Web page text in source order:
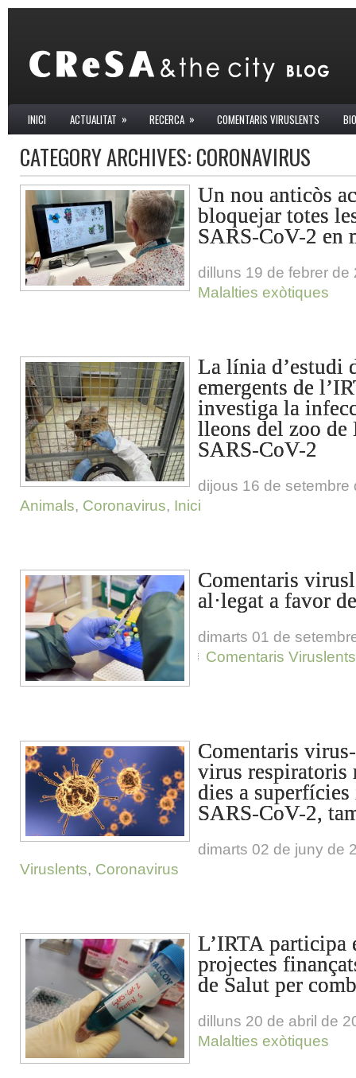
INICI ACTUALITAT » RECERCA » COMENTARIS VIRUSLENTS
CATEGORY ARCHIVES: CORONAVIRUS
Un nou anticòs
bloquejar totes
SARS-CoV-2 en
dilluns 19 de febrer de
Malalties exòtiques
La línia d’estudi
emergents de
investiga la
lleons del zoo de
SARS-CoV-2
dijous 16 de setembre
Animals, Coronavirus, Inici
Comentaris
al·legat a favor
dimarts 01 de
Comentaris Viruslents
Comentaris
virus respiratoris
dies a
SARS-CoV-2,
dimarts 02 de juny de
Viruslents, Coronavirus
L’IRTA participa
projectes
de Salut per
dilluns 20 de abril de
Malalties exòtiques